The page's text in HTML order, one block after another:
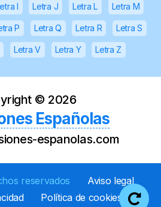
I Letra J Letra L Letra M
P Letra Q Letra R Letra S
Letra V Letra Y Letra Z
© 2026
Españolas
espanolas.com
reservados
Aviso legal
Política de cookies